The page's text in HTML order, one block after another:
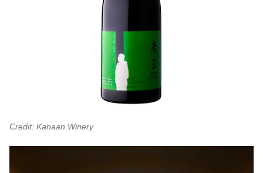
Credit: Kanaan Winery